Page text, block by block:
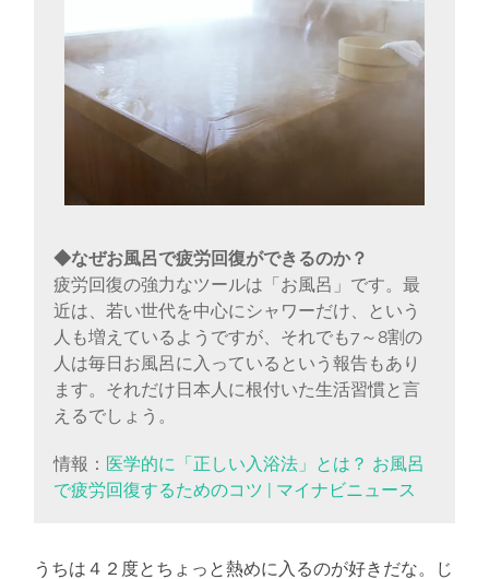
◆なぜお風呂で疲労回復ができるのか？
疲労回復の強力なツールは「お風呂」です。最
近は、若い世代を中心にシャワーだけ、という
人も増えているようですが、それでも7～8割の
人は毎日お風呂に入っているという報告もあり
ます。それだけ日本人に根付いた生活習慣と言
えるでしょう。
情報： 医学的に「正しい入浴法」とは？ お風呂
で疲労回復するためのコツ | マイナビニュース
うちは４２度とちょっと熱めに入るのが好きだな。じ